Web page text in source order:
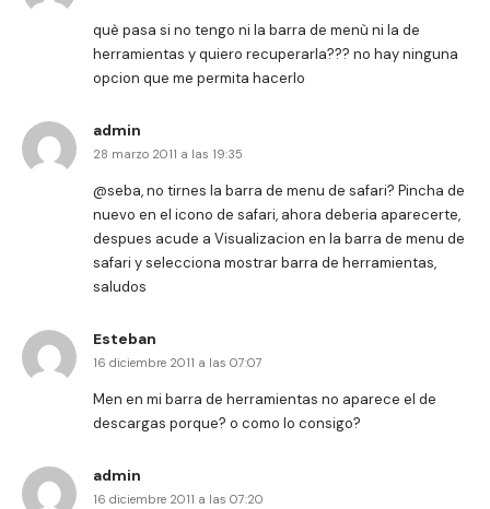
què pasa si no tengo ni la barra de menù ni la de
herramientas y quiero recuperarla??? no hay ninguna
opcion que me permita hacerlo
admin
28 marzo 2011 a las 19:35
@seba, no tirnes la barra de menu de safari? Pincha de
nuevo en el icono de safari, ahora deberia aparecerte,
despues acude a Visualizacion en la barra de menu de
safari y selecciona mostrar barra de herramientas,
saludos
Esteban
16 diciembre 2011 a las 07:07
Men en mi barra de herramientas no aparece el de
descargas porque? o como lo consigo?
admin
16 diciembre 2011 a las 07:20